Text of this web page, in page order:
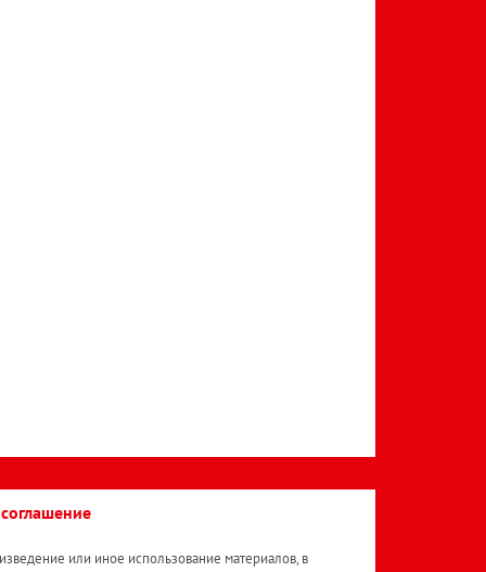
или иное использование материалов, в